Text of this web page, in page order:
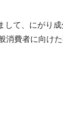
て、にがり
消費者に向け